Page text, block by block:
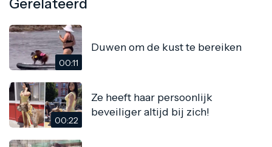
Gerelateerd
00:11
Duwen om de kust te bereiken
00:22
Ze heeft haar persoonlijk
beveiliger altijd bij zich!